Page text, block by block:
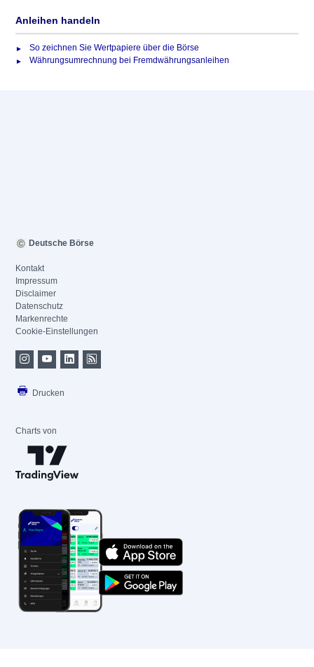
Anleihen handeln
So zeichnen Sie Wertpapiere über die Börse
Währungsumrechnung bei Fremdwährungsanleihen
Deutsche Börse
Kontakt
Impressum
Disclaimer
Datenschutz
Markenrechte
Cookie-Einstellungen
Drucken
Charts von